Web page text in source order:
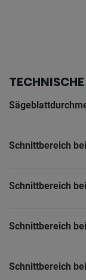
Schnittbereich
Schnittbereich
Schnittbereich
Schnittbereich